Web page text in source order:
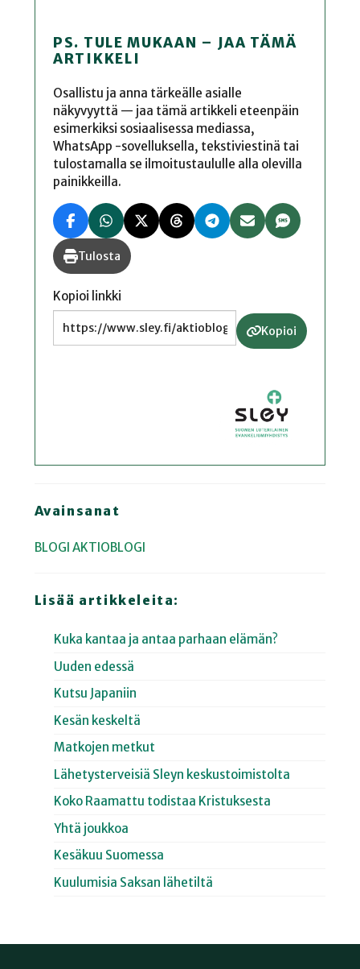
PS. TULE MUKAAN – JAA TÄMÄ
ARTIKKELI
Osallistu ja anna tärkeälle asialle
näkyvyyttä — jaa tämä artikkeli eteenpäin
esimerkiksi sosiaalisessa mediassa,
WhatsApp -sovelluksella, tekstiviestinä tai
tulostamalla se ilmoitustaululle alla olevilla
painikkeilla.
Tulosta
Kopioi linkki
Kopioi
Avainsanat
BLOGI AKTIOBLOGI
Lisää artikkeleita:
Kuka kantaa ja antaa parhaan elämän?
Uuden edessä
Kutsu Japaniin
Kesän keskeltä
Matkojen metkut
Lähetysterveisiä Sleyn keskustoimistolta
Koko Raamattu todistaa Kristuksesta
Yhtä joukkoa
Kesäkuu Suomessa
Kuulumisia Saksan lähetiltä